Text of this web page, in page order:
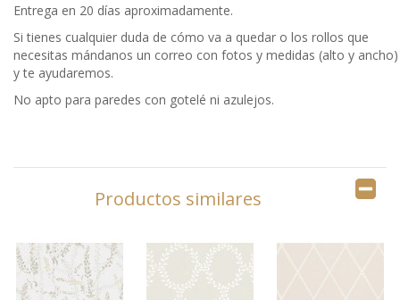
Entrega en 20 días aproximadamente.
Si tienes cualquier duda de cómo va a quedar o los rollos que
necesitas mándanos un correo con fotos y medidas (alto y ancho)
y te ayudaremos.
No apto para paredes con gotelé ni azulejos.
Productos similares